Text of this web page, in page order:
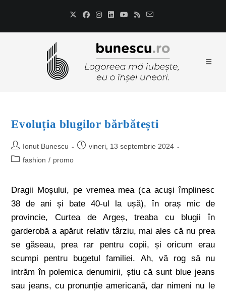
Evoluția blugilor bărbătești
Ionut Bunescu
vineri, 13 septembrie 2024
fashion / promo
Dragii Moșului, pe vremea mea (ca acuși împlinesc
38 de ani și bate 40-ul la ușă), în oraș mic de
provincie, Curtea de Argeș, treaba cu blugii în
garderobă a apărut relativ târziu, mai ales că nu prea
se găseau, prea rar pentru copii, și oricum erau
scumpi pentru bugetul familiei. Ah, vă rog să nu
intrăm în polemica denumirii, știu că sunt blue jeans
sau jeans, cu pronunție americană, dar nimeni nu le